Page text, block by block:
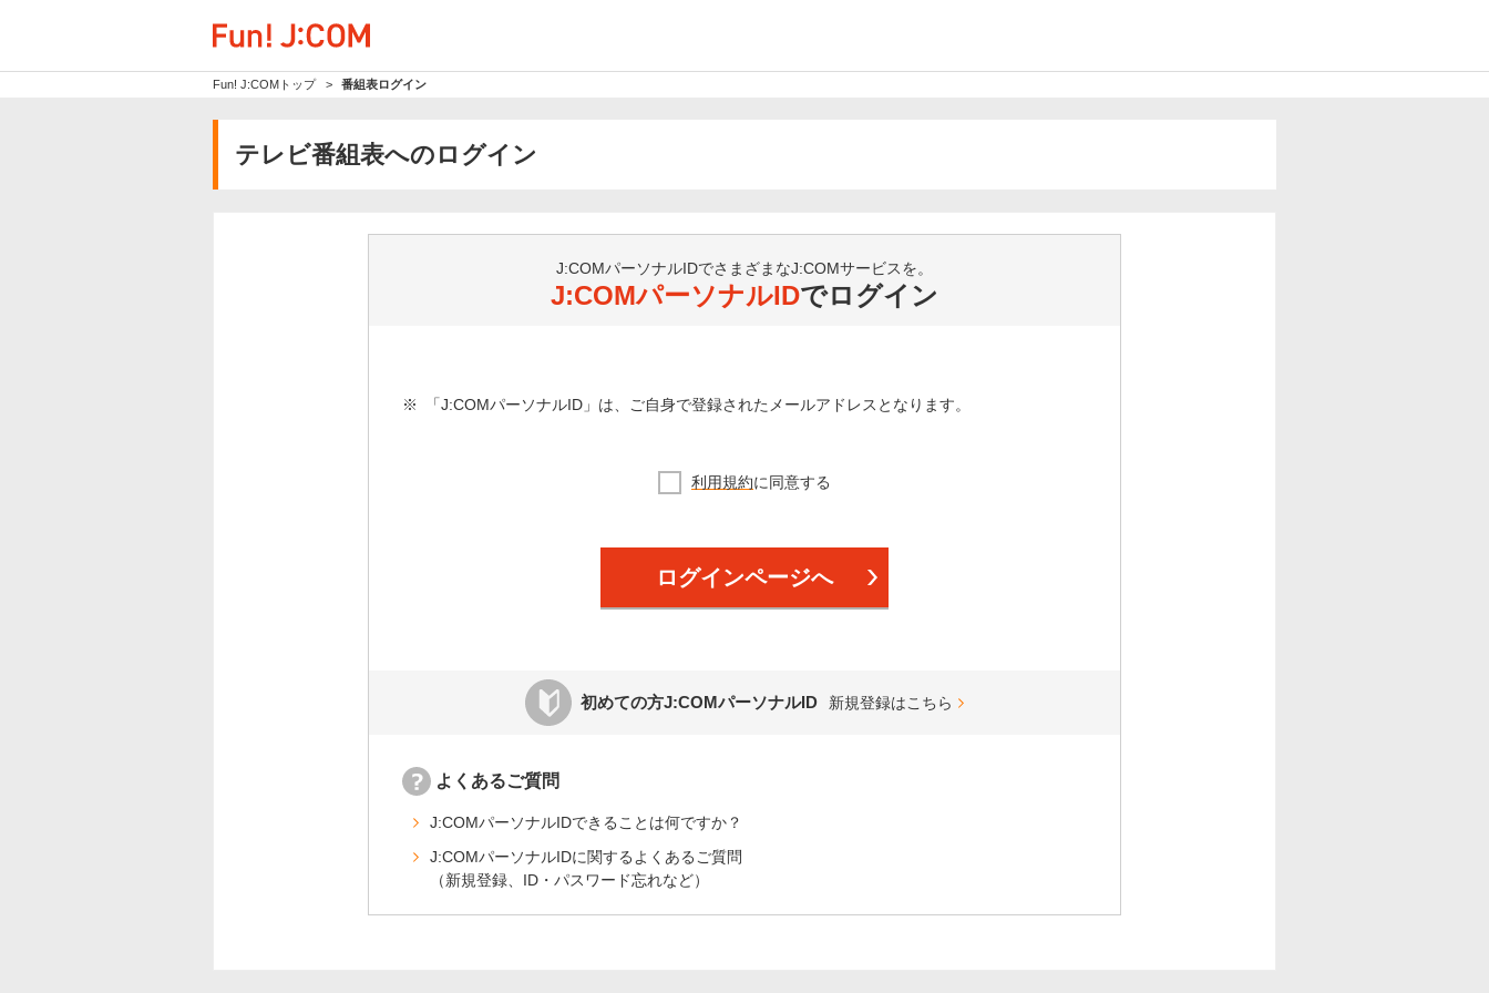
Fun! J:COMトップ 番組表ログイン
テレビ番組表へのログイン
J:COMパーソナルIDでさまざまなJ:COMサービスを。
J:COMパーソナルIDでログイン
※ 「J:COMパーソナルID」は、ご自身で登録されたメールアドレスとなります。
利用規約に同意する
ログインページへ
初めての方J:COMパーソナルID 新規登録はこちら
よくあるご質問
J:COMパーソナルIDできることは何ですか？
J:COMパーソナルIDに関するよくあるご質問
（新規登録、ID・パスワード忘れなど）